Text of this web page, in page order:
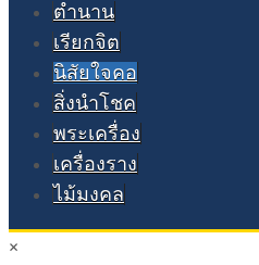
ตำนาน
เรียกจิต
นิสัยใจคอ
สิ่งนำโชค
พระเครื่อง
เครื่องราง
ไม้มงคล
×